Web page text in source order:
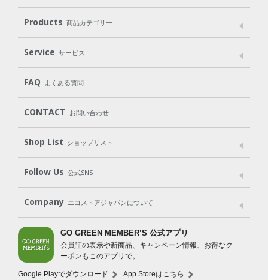
メッセージ ブランドストーリー
パッケージへのこだわり
動物実験をしない
Products 商品カテゴリー
Laundry
Body（ボディ） Hair（ヘア） Oral care（オーラルケア）
Goods （グッズ）
Gift set
Service サービス
User Guide
Subscription（定期便）
FAQ よくある質問
CONTACT お問い合わせ
Shop List ショップリスト
Shop List
Follow Us 公式SNS
LINE＠ Instagram Facebook
Company エコストアジャパンについて
会社案内 ご利用規約
プライバシーポリシー
特定商取引法に基づく表示
免責事項
法人会員サービス
New Zealand Site
GO GREEN MEMBER’S 公式アプリ
会員証の表示や新商品、キャンペーン情報、お得なク
ーポンもこのアプリで。
Google Playでダウンロード App Storeはこちら